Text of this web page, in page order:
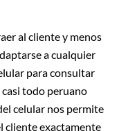
al cliente y menos
a cualquier
para consultar
todo peruano
celular nos permite
cliente exactamente